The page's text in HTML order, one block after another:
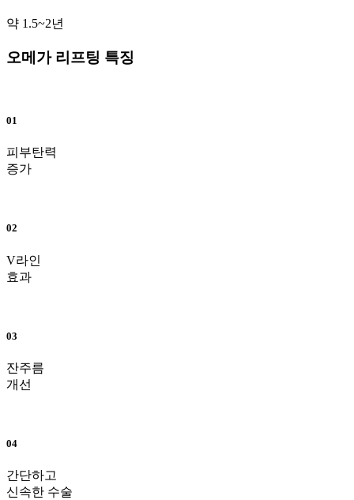
약 1.5~2년
오메가 리프팅 특징
01
피부탄력
증가
02
V라인
효과
03
잔주름
개선
04
간단하고
신속한 수술